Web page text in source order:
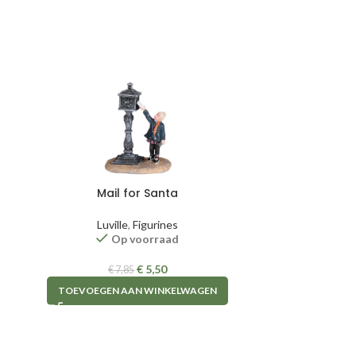
Mail for Santa
Luville,Figurines
Op voorraad
€7,85 € 5,50
TOEVOEGEN AAN WINKELWAGEN